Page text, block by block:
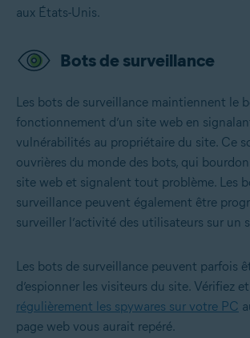
aux États-Unis.
Bots de surveillance
Les bots de surveillance maintiennent le
fonctionnement d’un site web en
vulnérabilités au propriétaire du site. Ce
ouvrières du monde des bots, qui
site web et signalent tout problème. Les
surveillance peuvent également être
surveiller l’activité des utilisateurs sur un
Les bots de surveillance peuvent parfois
d’espionner les visiteurs du site. Vérifiez et
régulièrement les spywares sur votre PC
page web vous aurait repéré.